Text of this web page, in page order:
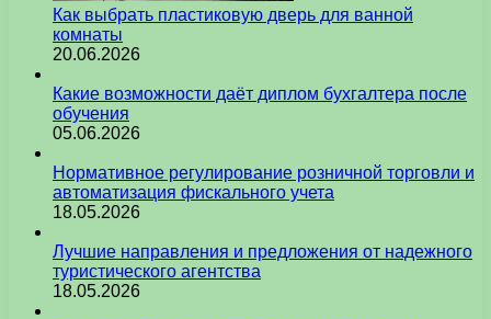
Как выбрать пластиковую дверь для ванной
комнаты
20.06.2026
Какие возможности даёт диплом бухгалтера после
обучения
05.06.2026
Нормативное регулирование розничной торговли и
автоматизация фискального учета
18.05.2026
Лучшие направления и предложения от надежного
туристического агентства
18.05.2026